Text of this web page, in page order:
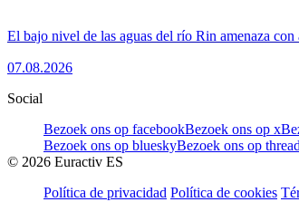
El bajo nivel de las aguas del río Rin amenaza
07.08.2026
Social
Bezoek ons op facebookBezoek ons op x
Bezoek ons op blueskyBezoek ons op
© 2026 Euractiv ES
Política de privacidad Política de cookies